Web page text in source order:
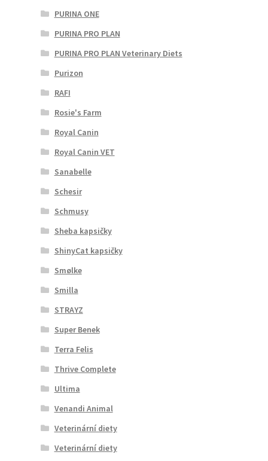
PURINA ONE
PURINA PRO PLAN
PURINA PRO PLAN Veterinary Diets
Purizon
RAFI
Rosie's Farm
Royal Canin
Royal Canin VET
Sanabelle
Schesir
Schmusy
Sheba kapsičky
ShinyCat kapsičky
Smølke
Smilla
STRAYZ
Super Benek
Terra Felis
Thrive Complete
Ultima
Venandi Animal
Veterinární diety
Veterinární diety